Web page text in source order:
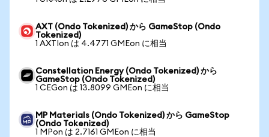
AXT (Ondo Tokenized) から GameStop (Ondo
Tokenized)
1 AXTIon は 4.4771 GMEon に相当
Constellation Energy (Ondo Tokenized) から
GameStop (Ondo Tokenized)
1 CEGon は 13.8099 GMEon に相当
MP Materials (Ondo Tokenized) から GameStop
(Ondo Tokenized)
1 MPon は 2.7161 GMEon に相当